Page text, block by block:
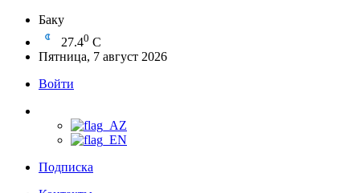
Баку
27.40 C
Пятница, 7 август 2026
Войти
Подписка